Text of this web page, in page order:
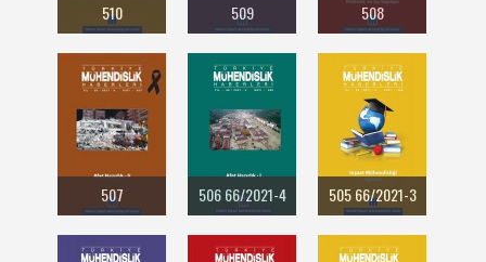
510 509 508
507 506 66/2021-4 505 66/2021-3